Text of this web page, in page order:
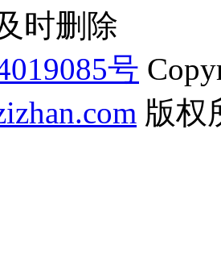
时删除
号
版权